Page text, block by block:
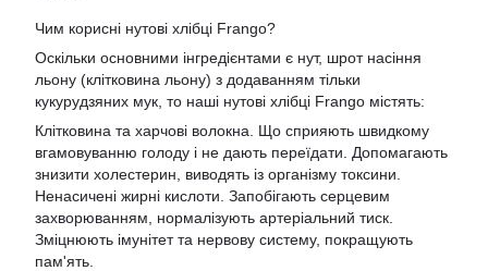
Чим корисні нутові хлібці Frango?
Оскільки основними інгредієнтами є нут, шрот насіння
льону (клітковина льону) з додаванням тільки
кукурудзяних мук, то наші нутові хлібці Frango містять:
Клітковина та харчові волокна. Що сприяють швидкому
вгамовуванню голоду і не дають переїдати. Допомагають
знизити холестерин, виводять із організму токсини.
Ненасичені жирні кислоти. Запобігають серцевим
захворюванням, нормалізують артеріальний тиск.
Зміцнюють імунітет та нервову систему, покращують
пам'ять.